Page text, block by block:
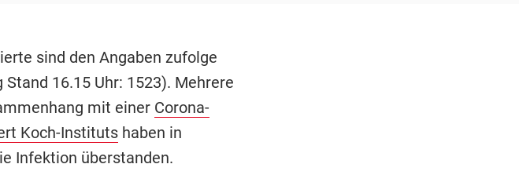
sind den Angaben zufolge
16.15 Uhr: 1523). Mehrere
mit einer Corona-
Koch-Institutshaben in
Infektion überstanden.